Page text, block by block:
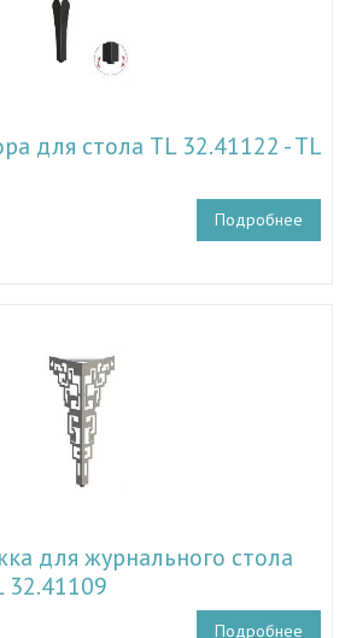
для стола TL 32.41122 - TL
Подробнее
для журнального стола
32.41109
Подробнее